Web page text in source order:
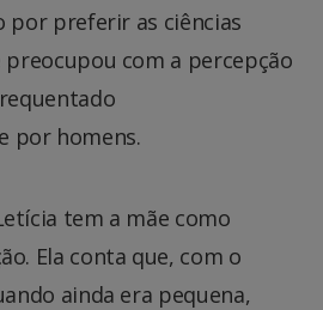
por preferir as ciências
preocupou com a percepção
por homens.
tem a mãe como
Ela conta que, com o
ainda era pequena,